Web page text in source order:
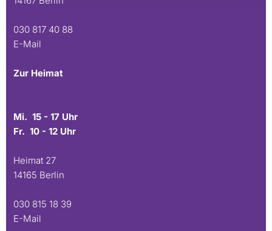
030 817 40 88
E-Mail
Zur Heimat
Mi. 15 - 17 Uhr
Fr. 10 - 12 Uhr
Heimat 27
14165 Berlin
030 815 18 39
E-Mail